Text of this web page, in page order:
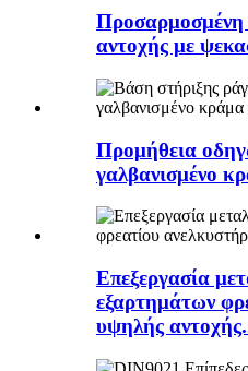
αντοχής με
Προμήθεια
γαλβανισμένο
Επεξεργασία
εξαρτημάτων
υψηλής